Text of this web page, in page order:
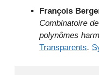
François
Combinatoire
polynômes
Transparents.